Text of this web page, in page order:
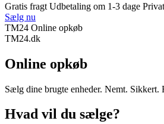
Gratis fragt Udbetaling om 1-3 dage
Sælg nu
TM24 Online opkøb
TM24.dk
Online opkøb
Sælg dine brugte enheder. Nemt. Sikkert.
Hvad vil du sælge?